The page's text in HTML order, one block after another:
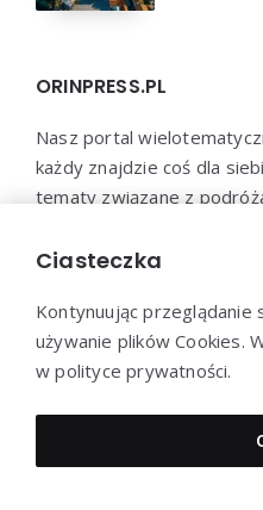
ORINPRESS.PL
Nasz portal
każdy znajdzie coś dla
tematy związane z
Jesteśmy przekonani, że
Dziękujemy za wizytę - Orin.pl
Ciasteczka
Kontynuując przeglądanie
używanie plików Cookies.
w polityce prywatności.